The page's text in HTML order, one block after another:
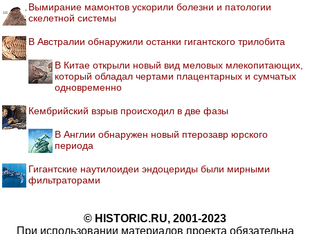
Вымирание мамонтов ускорили болезни и патологии
скелетной системы
В Австралии обнаружили останки гигантского трилобита
В Китае открыли новый вид меловых млекопитающих,
который обладал чертами плацентарных и сумчатых
одновременно
Кембрийский взрыв происходил в две фазы
В Англии обнаружен новый птерозавр юрского
периода
Гигантские наутилоидеи эндоцериды были мирными
фильтраторами
© HISTORIC.RU, 2001-2023
При использовании материалов проекта обязательна